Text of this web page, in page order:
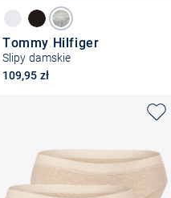
Tommy Hilfiger
Slipy damskie
109,95 zł